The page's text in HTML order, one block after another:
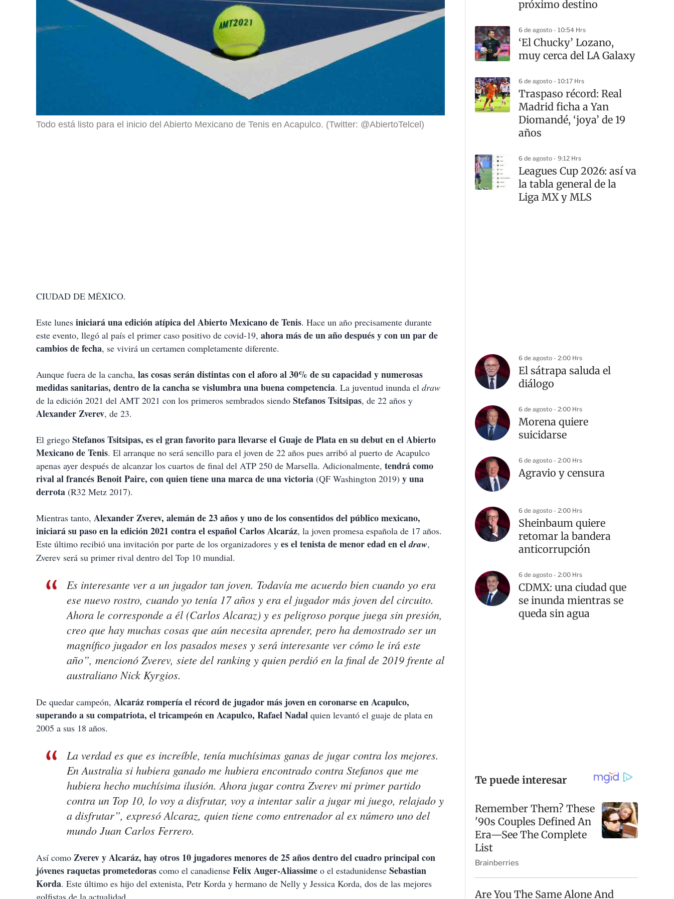
Todo está listo para el inicio del Abierto Mexicano de Tenis en Acapulco. (Twitter: @AbiertoTelcel)
CIUDAD DE MÉXICO.
Este lunes iniciará una edición atípica del Abierto Mexicano de Tenis. Hace un año precisamente durante
este evento, llegó al país el primer caso positivo de covid-19, ahora más de un año después y con un par de
cambios de fecha, se vivirá un certamen completamente diferente.
Aunque fuera de la cancha, las cosas serán distintas con el aforo al 30% de su capacidad y numerosas
medidas sanitarias, dentro de la cancha se vislumbra una buena competencia. La juventud inunda el draw
de la edición 2021 del AMT 2021 con los primeros sembrados siendo Stefanos Tsitsipas, de 22 años y
Alexander Zverev, de 23.
El griego Stefanos Tsitsipas, es el gran favorito para llevarse el Guaje de Plata en su debut en el Abierto
Mexicano de Tenis. El arranque no será sencillo para el joven de 22 años pues arribó al puerto de Acapulco
apenas ayer después de alcanzar los cuartos de final del ATP 250 de Marsella. Adicionalmente, tendrá como
rival al francés Benoit Paire, con quien tiene una marca de una victoria (QF Washington 2019) y una
derrota (R32 Metz 2017).
Mientras tanto, Alexander Zverev, alemán de 23 años y uno de los consentidos del público mexicano,
iniciará su paso en la edición 2021 contra el español Carlos Alcaráz, la joven promesa española de 17 años.
Este último recibió una invitación por parte de los organizadores y es el tenista de menor edad en eldraw,
Zverev será su primer rival dentro del Top 10 mundial.
Es interesante ver a un jugador tan joven. Todavía me acuerdo bien cuando yo era
ese nuevo rostro, cuando yo tenía 17 años y era el jugador más joven del circuito.
Ahora le corresponde a él (Carlos Alcaraz) y es peligroso porque juega sin presión,
creo que hay muchas cosas que aún necesita aprender, pero ha demostrado ser un
magnífico jugador en los pasados meses y será interesante ver cómo le irá este
año”, mencionó Zverev, siete del ranking y quien perdió en la final de 2019 frente al
australiano Nick Kyrgios.
De quedar campeón, Alcaráz rompería el récord de jugador más joven en coronarse en Acapulco,
superando a su compatriota, el tricampeón en Acapulco, Rafael Nadal quien levantó el guaje de plata en
2005 a sus 18 años.
La verdad es que es increíble, tenía muchísimas ganas de jugar contra los mejores.
En Australia si hubiera ganado me hubiera encontrado contra Stefanos que me
hubiera hecho muchísima ilusión. Ahora jugar contra Zverev mi primer partido
contra un Top 10, lo voy a disfrutar, voy a intentar salir a jugar mi juego, relajado y
a disfrutar”, expresó Alcaraz, quien tiene como entrenador al ex número uno del
mundo Juan Carlos Ferrero.
Así como Zverev y Alcaráz, hay otros 10 jugadores menores de 25 años dentro del cuadro principal con
jóvenes raquetas prometedoras como el canadiense Felix Auger-Aliassime o el estadunidense Sebastian
Korda. Este último es hijo del extenista, Petr Korda y hermano de Nelly y Jessica Korda, dos de las mejores
próximo destino
6 de agosto - 10:54 Hrs
‘El Chucky’ Lozano,
muy cerca del LA Galaxy
6 de agosto - 10:17 Hrs
Traspaso récord: Real
Madrid ficha a Yan
Diomandé, ‘joya’ de 19
años
6 de agosto - 9:12 Hrs
Leagues Cup 2026: así va
la tabla general de la
Liga MX y MLS
6 de agosto - 2:00 Hrs
El sátrapa saluda el
diálogo
6 de agosto - 2:00 Hrs
Morena quiere
suicidarse
6 de agosto - 2:00 Hrs
Agravio y censura
6 de agosto - 2:00 Hrs
Sheinbaum quiere
retomar la bandera
anticorrupción
6 de agosto - 2:00 Hrs
CDMX: una ciudad que
se inunda mientras se
queda sin agua